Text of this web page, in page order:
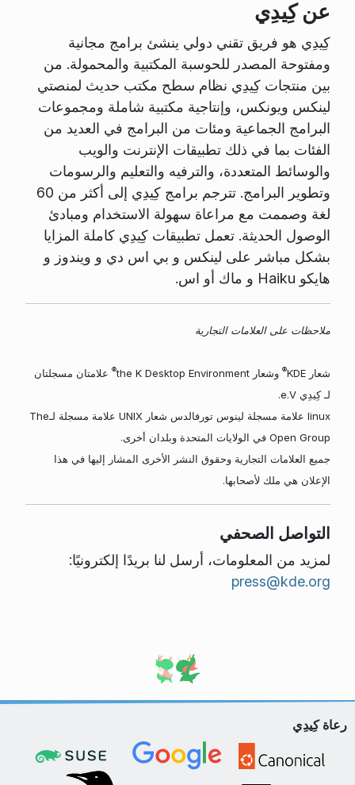
عن كِيدِي
كِيدِي هو فريق تقني دولي ينشئ برامج مجانية
ومفتوحة المصدر للحوسبة المكتبية والمحمولة. من
بين منتجات كِيدِي نظام سطح مكتب حديث لمنصتي
لينكس ويونكس، وإنتاجية مكتبية شاملة ومجموعات
البرامج الجماعية ومئات من البرامج في العديد من
الفئات بما في ذلك تطبيقات الإنترنت والويب
والوسائط المتعددة، والترفيه والتعليم والرسومات
وتطوير البرامج. تترجم برامج كِيدِي إلى أكثر من 60
لغة وصممت مع مراعاة سهولة الاستخدام ومبادئ
الوصول الحديثة. تعمل تطبيقات كِيدِي كاملة المزايا
بشكل مباشر على لينكس و بي اس دي و ويندوز و
هايكو Haiku و ماك أو اس.
ملاحظات على العلامات التجارية
شعار KDE ® وشعار the K Desktop Environment ® علامتان مسجلتان
لـ كِيدِي e.V.
linux علامة مسجلة لينوس تورفالدس شعار UNIX علامة مسجلة لـThe
Open Group في الولايات المتحدة وبلدان أخرى.
جميع العلامات التجارية وحقوق النشر الأخرى المشار إليها في هذا
الإعلان هي ملك لأصحابها.
التواصل الصحفي
لمزيد من المعلومات، أرسل لنا بريدًا إلكترونيًا:
press@kde.org
رعاة كِيدِي